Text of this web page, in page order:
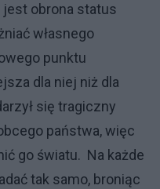
obrona status
własnego
punktu
dla niej niż dla
się tragiczny
państwa, więc
go światu. Na każde
tak samo, broniąc